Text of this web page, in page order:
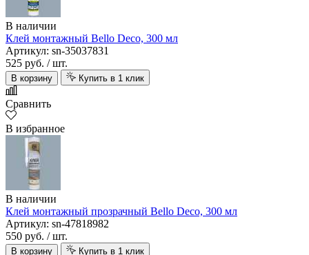
В наличии
Клей монтажный Bello Deco, 300 мл
Артикул: sn-35037831
525 руб. / шт.
В корзину Купить в 1 клик
Сравнить
В избранное
В наличии
Клей монтажный прозрачный Bello Deco, 300 мл
Артикул: sn-47818982
550 руб. / шт.
В корзину Купить в 1 клик